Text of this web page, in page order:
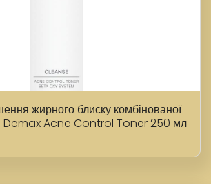
жирного блиску комбінованої
Demax Acne Control Toner 250 мл